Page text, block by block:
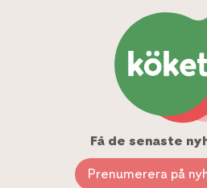
Få de senaste
Prenumerera på